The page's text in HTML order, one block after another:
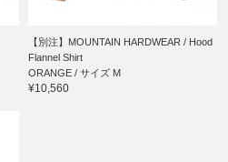
【別注】MOUNTAIN HARDWEAR / Hood
Flannel Shirt
ORANGE / サイズ M
¥10,560